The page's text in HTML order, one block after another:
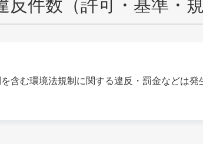
件数（許可・基準・
含む環境法規制に関する違反・罰金などは発